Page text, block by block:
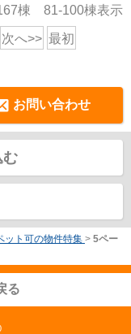
棟 81-100棟表示
次へ>> 最初
お問い合わせ
む
ット可の物件特集 > 5ペー
る